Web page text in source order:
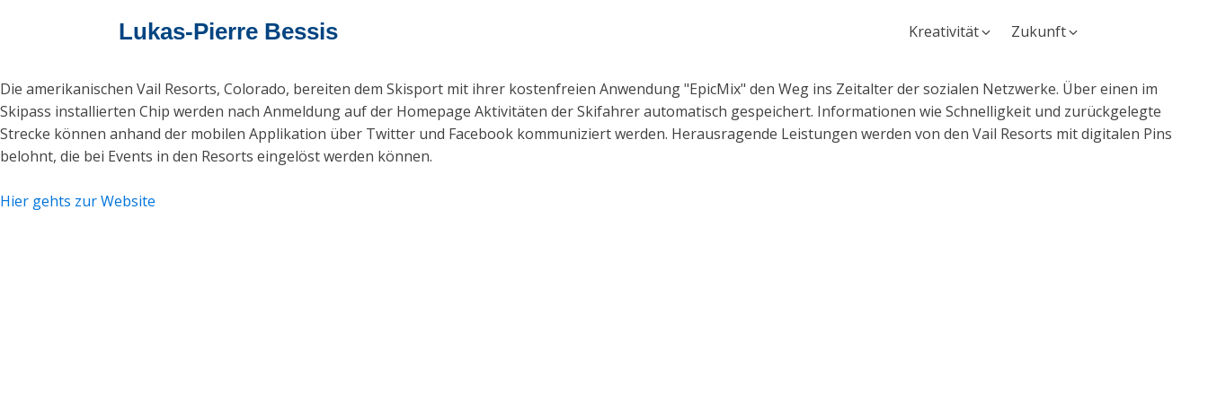
Lukas-Pierre Bessis Kreativität Zukunft
Die amerikanischen Vail Resorts, Colorado, bereiten dem Skisport mit ihrer kostenfreien Anwendung "EpicMix" den Weg ins Zeitalter der sozialen Netzwerke. Über einen im
Skipass installierten Chip werden nach Anmeldung auf der Homepage Aktivitäten der Skifahrer automatisch gespeichert. Informationen wie Schnelligkeit und zurückgelegte
Strecke können anhand der mobilen Applikation über Twitter und Facebook kommuniziert werden. Herausragende Leistungen werden von den Vail Resorts mit digitalen Pins
belohnt, die bei Events in den Resorts eingelöst werden können.
Hier gehts zur Website